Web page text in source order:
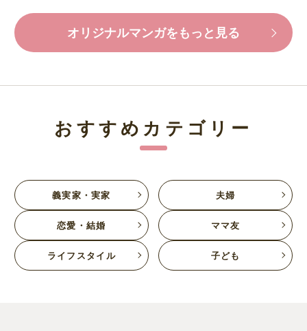
オリジナルマンガをもっと見る
おすすめカテゴリー
義実家・実家 夫婦
恋愛・結婚 ママ友
ライフスタイル 子ども